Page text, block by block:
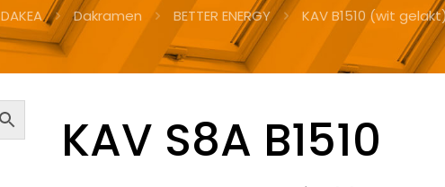
DAKEA Dakramen BETTER ENERGY KAV B1510 (wit
KAV S8A B1510